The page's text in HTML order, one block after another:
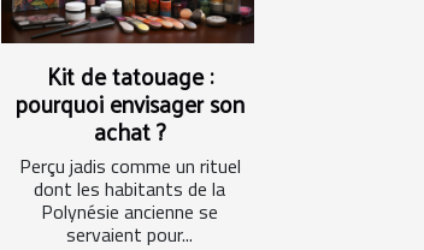
Kit de tatouage :
pourquoi envisager son
achat ?
Perçu jadis comme un rituel
dont les habitants de la
Polynésie ancienne se
servaient pour...